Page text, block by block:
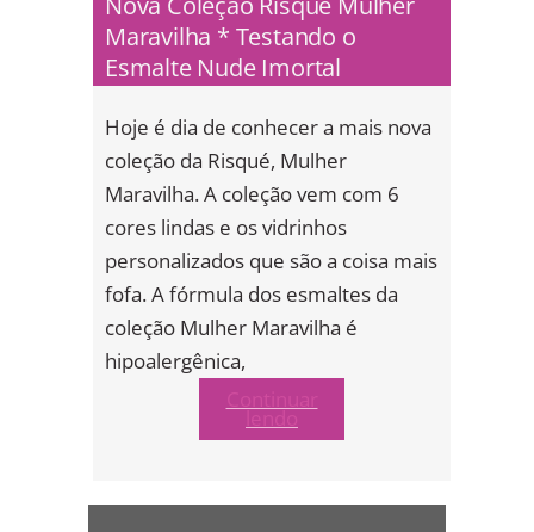
Maravilha * Testando o
Esmalte Nude Imortal
Hoje é dia de conhecer a mais nova
coleção da Risqué, Mulher
Maravilha. A coleção vem com 6
cores lindas e os vidrinhos
personalizados que são a coisa mais
fofa. A fórmula dos esmaltes da
coleção Mulher Maravilha é
hipoalergênica,
lendo